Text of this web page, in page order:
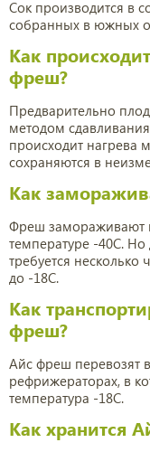
Сок производится в
собранных в южных
Как
фреш?
Предварительно
методом
происходит нагрева
сохраняются в
Как
Фреш замораживают
температуре -40С.
требуется несколько
до -18С.
Как
фреш?
Айс фреш перевозят
рефрижераторах, в
температура -18С.
Как хранится